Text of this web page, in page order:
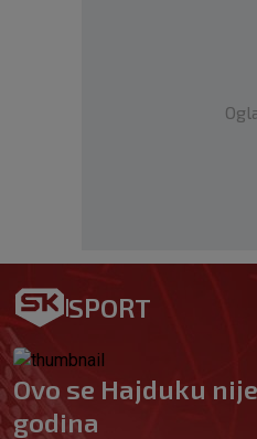
SPORT
Ovo se Hajduku
godina